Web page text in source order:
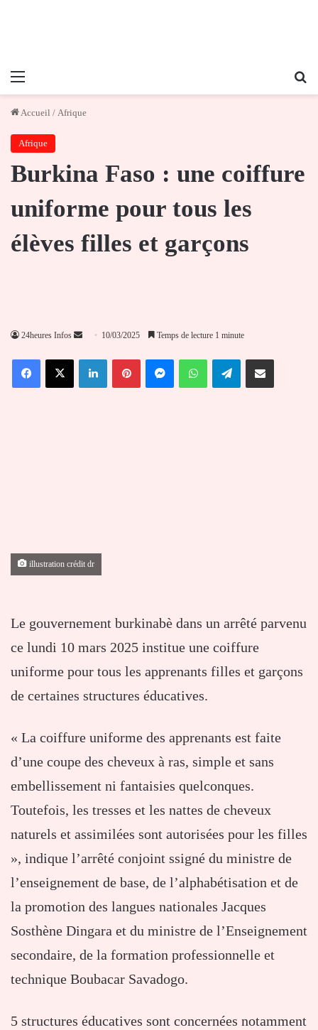
Menu
Accueil / Afrique
Afrique
Burkina Faso : une coiffure
uniforme pour tous les
élèves filles et garçons
24heures Infos
Envoyer
courriel
10/03/2025 Temps de lecture 1 minute
FacebookX LinkedinPinterestMessengerWhatsAppTelegramPartager par email
illustration crédit dr
Le gouvernement burkinabè dans un arrêté parvenu
ce lundi 10 mars 2025 institue une coiffure
uniforme pour tous les apprenants filles et garçons
de certaines structures éducatives.
« La coiffure uniforme des apprenants est faite
d’une coupe des cheveux à ras, simple et sans
embellissement ni fantaisies quelconques.
Toutefois, les tresses et les nattes de cheveux
naturels et assimilées sont autorisées pour les filles
», indique l’arrêté conjoint ssigné du ministre de
l’enseignement de base, de l’alphabétisation et de
la promotion des langues nationales Jacques
Sosthène Dingara et du ministre de l’Enseignement
secondaire, de la formation professionnelle et
technique Boubacar Savadogo.
5 structures éducatives sont concernées notamment